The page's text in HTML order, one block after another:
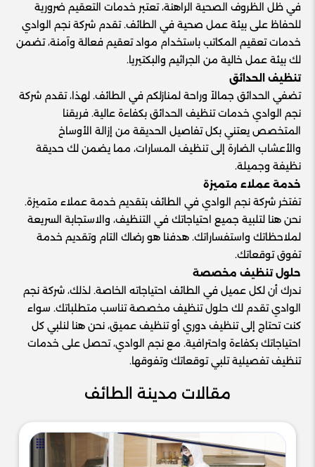
في ظل الظروف الصحية الراهنة، تعتبر خدمات التعقيم ضرورية
للحفاظ على بيئة عمل صحية في الطائف. تقدم شركة نجم الوادي
خدمات تعقيم المكاتب باستخدام مواد تعقيم فعالة وآمنة، تضمن
لك بيئة عمل خالية من الجراثيم والبكتيريا.
تنظيف الحدائق
تضفي الحدائق جمالاً وراحة لمنازلكم في الطائف. لهذا، تقدم شركة
نجم الوادي خدمات تنظيف الحدائق بكفاءة عالية. فريقنا
المتخصص يعتني بكل تفاصيل الحديقة من إزالة الأوساخ
والأعشاب الضارة إلى تنظيف المسارات، مما يضمن لك حديقة
نظيفة وجميلة.
خدمة عملاء متميزة
تفتخر شركة نجم الوادي في الطائف بتقديم خدمة عملاء متميزة.
نحن هنا لتلبية جميع احتياجاتك في التنظيف، والاستجابة السريعة
لملاحظاتك واستفساراتك. هدفنا هو رضاك التام وتقديم خدمة
تفوق توقعاتك.
حلول تنظيف مخصصة
ندرك أن لكل عميل في الطائف احتياجاته الخاصة. لذلك، شركة نجم
الوادي تقدم لك حلول تنظيف مخصصة تناسب متطلباتك. سواء
كنت تحتاج إلى تنظيف دوري أو تنظيف عميق، نحن هنا لنلبي كل
احتياجاتك بكفاءة واحترافية. مع نجم الوادي، تحصل على خدمات
تنظيف تفصيلية تلبي توقعاتك وتفوقها.
مقالات مدينة الطائف